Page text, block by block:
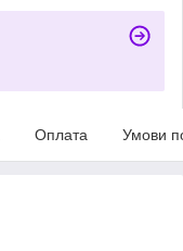
Оплата Умови